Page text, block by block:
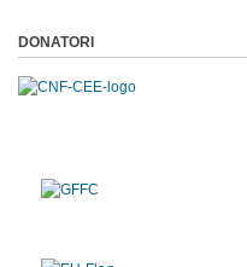
DONATORI